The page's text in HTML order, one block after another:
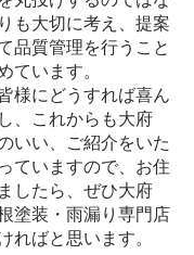
も大切に考え、提案
品質管理を行うこと
ています。
様にどうすれば喜ん
、これからも大府
いい、ご紹介をいた
ていますので、お住
したら、ぜひ大府
塗装・雨漏り専門店
ればと思います。